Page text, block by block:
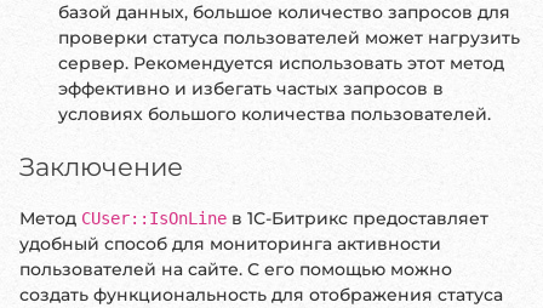
базой данных, большое количество запросов для
проверки статуса пользователей может нагрузить
сервер. Рекомендуется использовать этот метод
эффективно и избегать частых запросов в
условиях большого количества пользователей.
Заключение
Метод CUser::IsOnLine в 1С-Битрикс предоставляет
удобный способ для мониторинга активности
пользователей на сайте. С его помощью можно
создать функциональность для отображения статуса